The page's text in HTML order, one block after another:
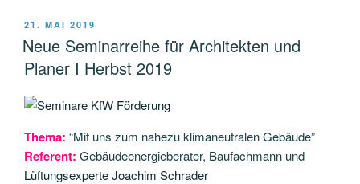
VERÖFFENTLICHT
AM
21. MAI 2019
Neue Seminarreihe für Architekten und
Planer I Herbst 2019
Thema: “Mit uns zum nahezu klimaneutralen Gebäude”
Referent: Gebäudeenergieberater, Baufachmann und
Lüftungsexperte Joachim Schrader